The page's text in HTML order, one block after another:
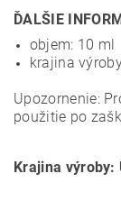
ĎALŠIE
objem: 10 ml
krajina
Upozornenie:
použitie po
Krajina výroby: